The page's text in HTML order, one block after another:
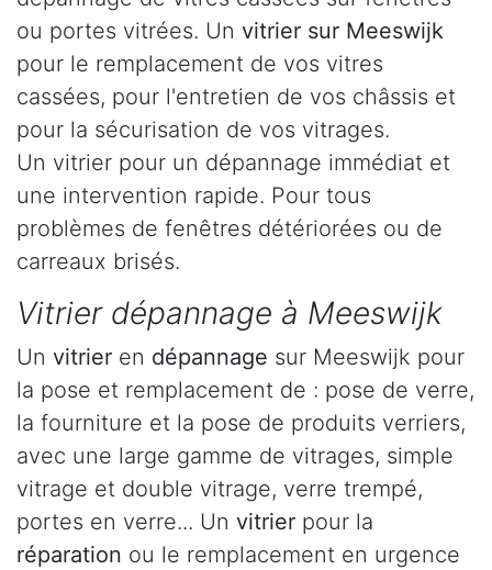
ou portes vitrées. Un vitrier sur Meeswijk
pour le remplacement de vos vitres
cassées, pour l'entretien de vos châssis et
pour la sécurisation de vos vitrages.
Un vitrier pour un dépannage immédiat et
une intervention rapide. Pour tous
problèmes de fenêtres détériorées ou de
carreaux brisés.
Vitrier dépannage à Meeswijk
Un vitrier en dépannage sur Meeswijk pour
la pose et remplacement de : pose de verre,
la fourniture et la pose de produits verriers,
avec une large gamme de vitrages, simple
vitrage et double vitrage, verre trempé,
portes en verre... Un vitrier pour la
réparation ou le remplacement en urgence